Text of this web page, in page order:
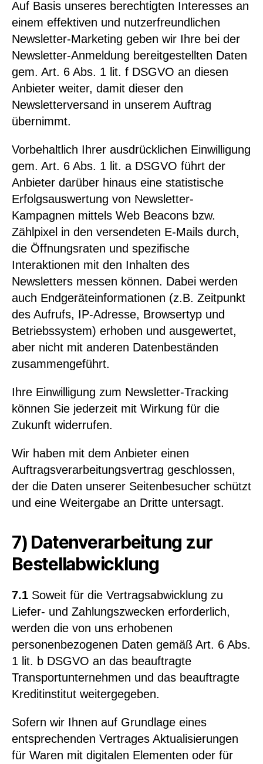
Auf Basis unseres berechtigten Interesses an
einem effektiven und nutzerfreundlichen
Newsletter-Marketing geben wir Ihre bei der
Newsletter-Anmeldung bereitgestellten Daten
gem. Art. 6 Abs. 1 lit. f DSGVO an diesen
Anbieter weiter, damit dieser den
Newsletterversand in unserem Auftrag
übernimmt.
Vorbehaltlich Ihrer ausdrücklichen Einwilligung
gem. Art. 6 Abs. 1 lit. a DSGVO führt der
Anbieter darüber hinaus eine statistische
Erfolgsauswertung von Newsletter-
Kampagnen mittels Web Beacons bzw.
Zählpixel in den versendeten E-Mails durch,
die Öffnungsraten und spezifische
Interaktionen mit den Inhalten des
Newsletters messen können. Dabei werden
auch Endgeräteinformationen (z.B. Zeitpunkt
des Aufrufs, IP-Adresse, Browsertyp und
Betriebssystem) erhoben und ausgewertet,
aber nicht mit anderen Datenbeständen
zusammengeführt.
Ihre Einwilligung zum Newsletter-Tracking
können Sie jederzeit mit Wirkung für die
Zukunft widerrufen.
Wir haben mit dem Anbieter einen
Auftragsverarbeitungsvertrag geschlossen,
der die Daten unserer Seitenbesucher schützt
und eine Weitergabe an Dritte untersagt.
7) Datenverarbeitung zur
Bestellabwicklung
7.1 Soweit für die Vertragsabwicklung zu
Liefer- und Zahlungszwecken erforderlich,
werden die von uns erhobenen
personenbezogenen Daten gemäß Art. 6 Abs.
1 lit. b DSGVO an das beauftragte
Transportunternehmen und das beauftragte
Kreditinstitut weitergegeben.
Sofern wir Ihnen auf Grundlage eines
entsprechenden Vertrages Aktualisierungen
für Waren mit digitalen Elementen oder für